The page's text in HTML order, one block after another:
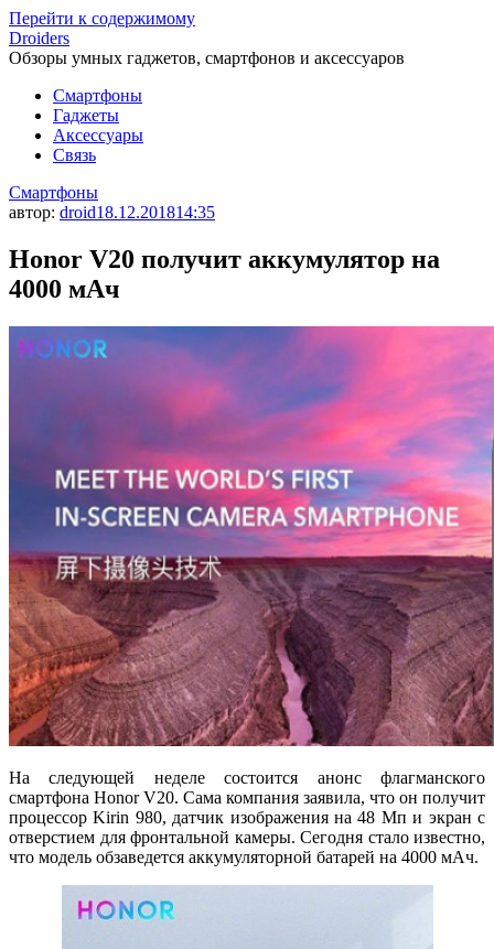
Перейти к содержимому
Droiders
Обзоры умных гаджетов, смартфонов и аксессуаров
Смартфоны
Гаджеты
Аксессуары
Связь
Смартфоны
автор: droid18.12.201814:35
Honor V20 получит аккумулятор на
4000 мАч
На следующей неделе состоится анонс флагманского
смартфона Honor V20. Сама компания заявила, что он получит
процессор Kirin 980, датчик изображения на 48 Мп и экран с
отверстием для фронтальной камеры. Сегодня стало известно,
что модель обзаведется аккумуляторной батарей на 4000 мАч.